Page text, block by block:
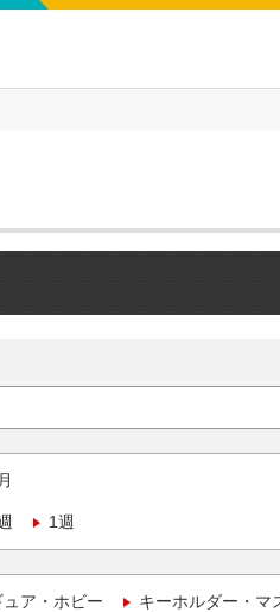
1週
ュア・ホビー キーホルダー・マ